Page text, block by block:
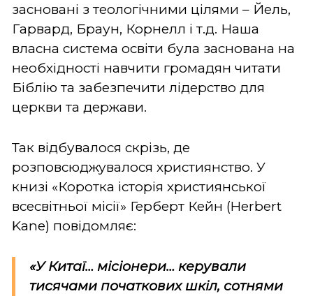
засновані з теологічними цілями – Йель,
Гарвард, Браун, Корнелл і т.д. Наша
власна система освіти була заснована на
необхідності навчити громадян читати
Біблію та забезпечити лідерство для
церкви та держави.
Так відбувалося скрізь, де
розповсюджувалося християнство. У
книзі «Коротка історія християнської
всесвітньої місії» Герберт Кейн (Herbert
Kane) повідомляє:
«У Китаї… місіонери… керували
тисячами початкових шкіл, сотнями